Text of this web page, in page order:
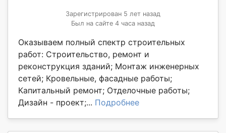
Зарегистрирован 5 лет назад
Был на сайте 4 часа назад
Оказываем полный спектр строительных
работ: Строительство, ремонт и
реконструкция зданий; Монтаж инженерных
сетей; Кровельные, фасадные работы;
Капитальный ремонт; Отделочные работы;
Дизайн - проект;... Подробнее